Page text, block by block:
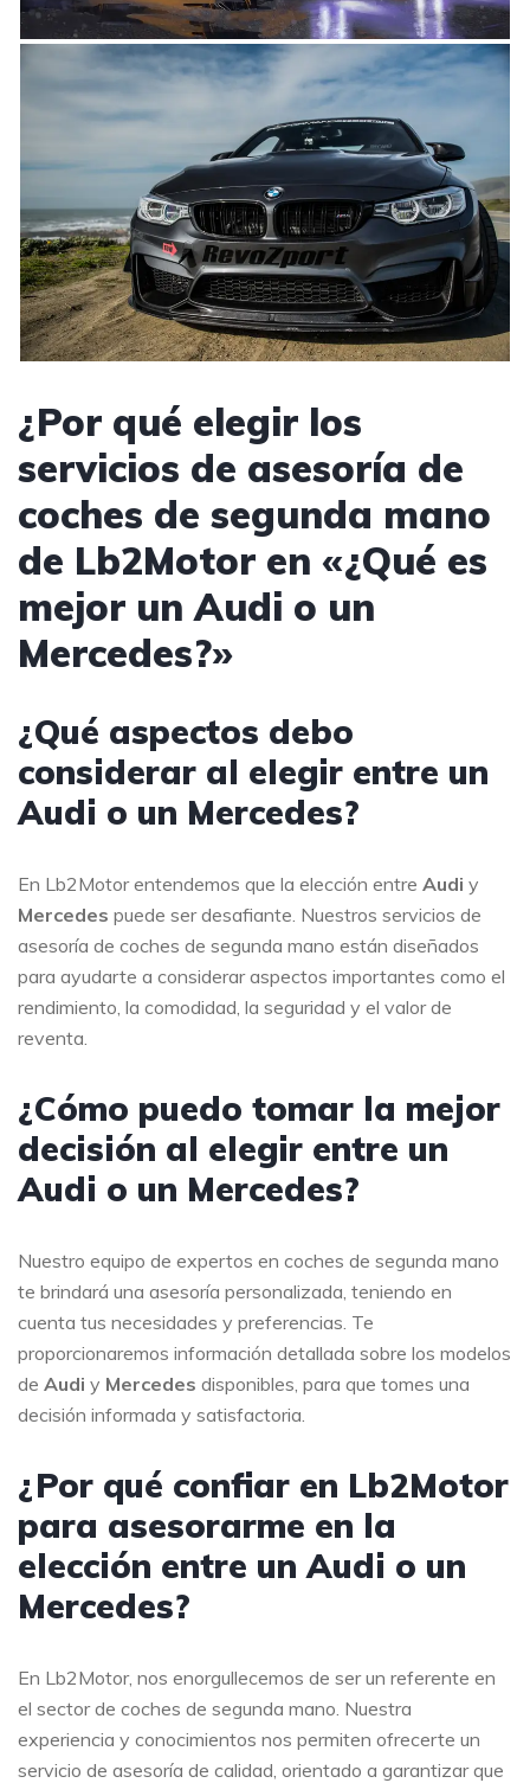
¿Por qué elegir los
servicios de asesoría de
coches de segunda mano
de Lb2Motor en «¿Qué es
mejor un Audi o un
Mercedes?»
¿Qué aspectos debo
considerar al elegir entre un
Audi o un Mercedes?
En Lb2Motor entendemos que la elección entre Audi y
Mercedes puede ser desafiante. Nuestros servicios de
asesoría de coches de segunda mano están diseñados
para ayudarte a considerar aspectos importantes como el
rendimiento, la comodidad, la seguridad y el valor de
reventa.
¿Cómo puedo tomar la mejor
decisión al elegir entre un
Audi o un Mercedes?
Nuestro equipo de expertos en coches de segunda mano
te brindará una asesoría personalizada, teniendo en
cuenta tus necesidades y preferencias. Te
proporcionaremos información detallada sobre los modelos
de Audi y Mercedes disponibles, para que tomes una
decisión informada y satisfactoria.
¿Por qué confiar en Lb2Motor
para asesorarme en la
elección entre un Audi o un
Mercedes?
En Lb2Motor, nos enorgullecemos de ser un referente en
el sector de coches de segunda mano. Nuestra
experiencia y conocimientos nos permiten ofrecerte un
servicio de asesoría de calidad, orientado a garantizar que